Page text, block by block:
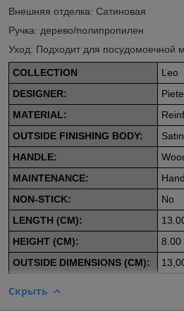
Внешняя отделка: Сатиновая
Ручка: дерево/полипропилен
Уход: Подходит для посудомоечной
COLLECTION
Leo
DESIGNER:
MATERIAL:
OUTSIDE FINISHING BODY:
Satin
HANDLE:
MAINTENANCE:
NON-STICK:
No
LENGTH (CM):
HEIGHT (CM):
8.00
OUTSIDE DIMENSIONS (CM):
Скрыть